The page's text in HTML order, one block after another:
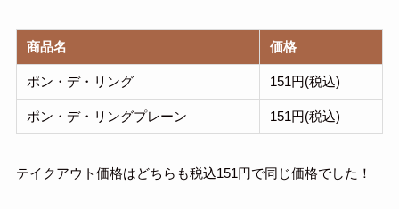
商品名 価格
ポン・デ・リング 151円(税込)
ポン・デ・リングプレーン 151円(税込)
テイクアウト価格はどちらも税込151円で同じ価格でした！